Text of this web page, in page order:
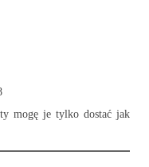
mogę je tylko dostać jak